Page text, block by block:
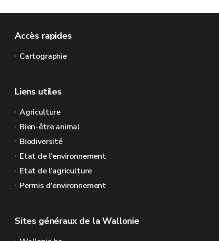
Accès rapides
Cartographie
Liens utiles
Agriculture
Bien-être animal
Biodiversité
Etat de l'environnement
Etat de l'agriculture
Permis d'environnement
Sites généraux de la Wallonie